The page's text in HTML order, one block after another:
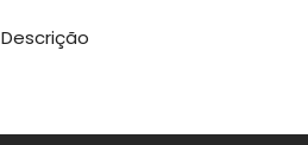
Descrição